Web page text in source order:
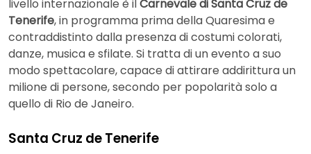
livello internazionale è ilCarnevale di Santa Cruz de
Tenerife, in programma prima della Quaresima e
contraddistinto dalla presenza di costumi colorati,
danze, musica e sfilate. Si tratta di un evento a suo
modo spettacolare, capace di attirare addirittura un
milione di persone, secondo per popolarità solo a
quello di Rio de Janeiro.
Santa Cruz de Tenerife